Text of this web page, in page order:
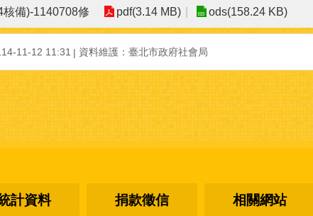
備)-1140708修 pdf(3.14 MB) ods(158.24 KB)
11-12 11:31 資料維護：臺北市政府社會局
計資料 捐款徵信 相關網站